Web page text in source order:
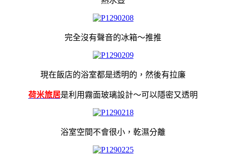
完全沒有聲音的冰箱～推推
現在飯店的浴室都是透明的，然後有拉廉
荷米旅居是利用霧面玻璃設計～可以隱密又透明
浴室空間不會很小，乾濕分離